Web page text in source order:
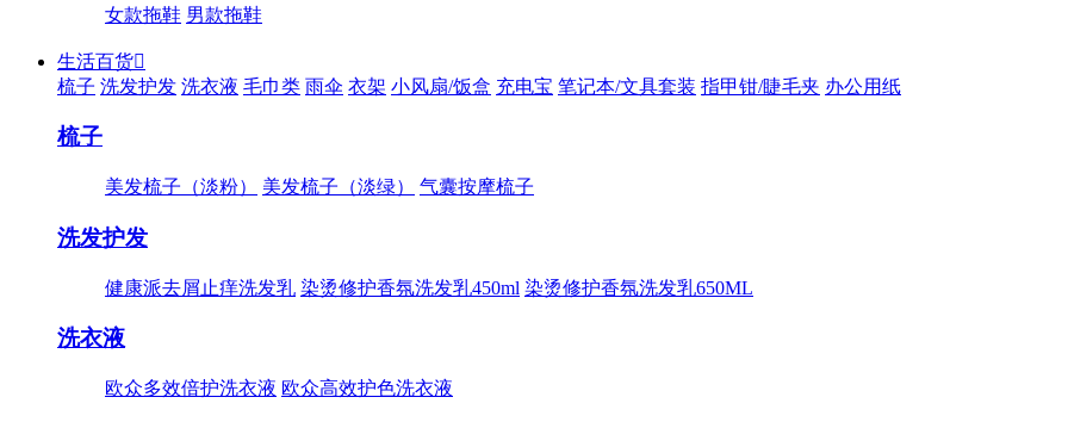
女款拖鞋 男款拖鞋
生活百货
梳子 洗发护发 洗衣液 毛巾类 雨伞 衣架 小风扇/饭盒 充电宝 笔记本/文具套装 指甲钳/睫毛夹 办公用纸
梳子
美发梳子（淡粉） 美发梳子（淡绿） 气囊按摩梳子
洗发护发
健康派去屑止痒洗发乳 染烫修护香氛洗发乳450ml 染烫修护香氛洗发乳650ML
洗衣液
欧众多效倍护洗衣液 欧众高效护色洗衣液